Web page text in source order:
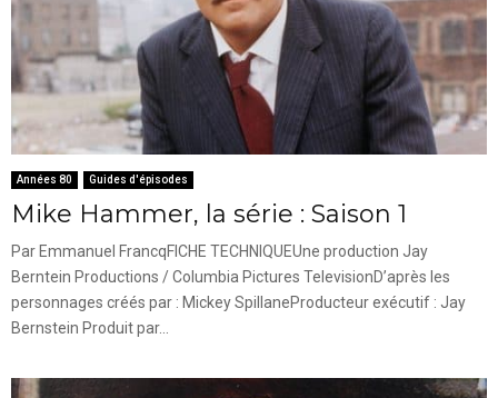
Années 80 Guides d'épisodes
Mike Hammer, la série : Saison 1
Par Emmanuel FrancqFICHE TECHNIQUEUne production Jay
Berntein Productions / Columbia Pictures TelevisionD’après les
personnages créés par : Mickey SpillaneProducteur exécutif : Jay
Bernstein Produit par...